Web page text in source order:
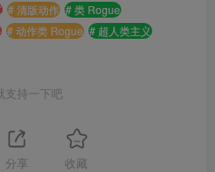
# 清版动作 # 类 Rogue
# 动作类 Rogue # 超人类主义
支持一下吧
分享 收藏